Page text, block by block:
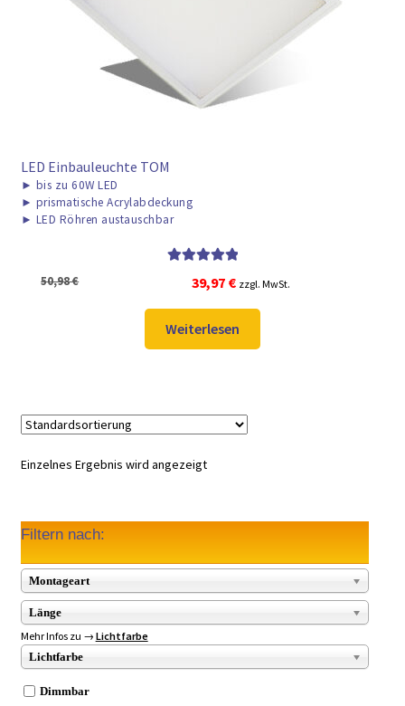
► ZAHLARTEN
► VERSANDARTEN
LED Einbauleuchte TOM
► bis zu 60W LED
► prismatische Acrylabdeckung
► LED Röhren austauschbar
von 5
50,98€
Ursprünglicher
Preis
war:
50,98 €
39,97 €Aktueller
Preis
ist:
39,97 €.
zzgl. MwSt.
Weiterlesen
Einzelnes Ergebnis wird angezeigt
Filtern nach:
Montageart
Länge
Mehr Infos zu → Lichtfarbe
Lichtfarbe
Dimmbar